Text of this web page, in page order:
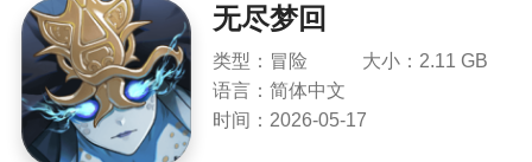
无尽梦回
类型：冒险
大小：2.11 GB
语言：简体中文
时间：2026-05-17